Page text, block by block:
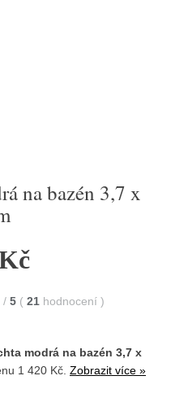
na bazén 3,7 x
/ 5 ( 21 hodnocení )
modrá na bazén 3,7 x
1 420 Kč. Zobrazit více »